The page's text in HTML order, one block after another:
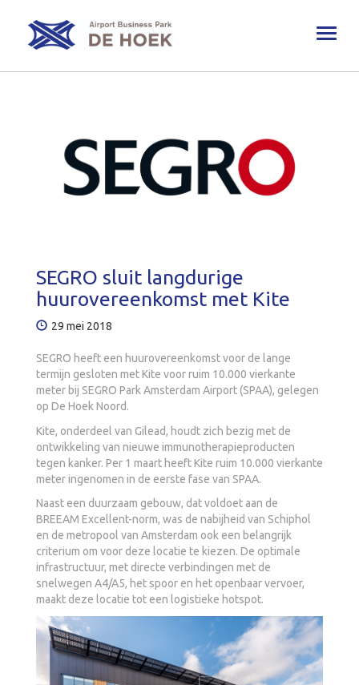
SEGRO sluit langdurige
huurovereenkomst met Kite
29 mei 2018
SEGRO heeft een huurovereenkomst voor de lange
termijn gesloten met Kite voor ruim 10.000 vierkante
meter bij SEGRO Park Amsterdam Airport (SPAA), gelegen
op De Hoek Noord.
Kite, onderdeel van Gilead, houdt zich bezig met de
ontwikkeling van nieuwe immunotherapieproducten
tegen kanker. Per 1 maart heeft Kite ruim 10.000 vierkante
meter ingenomen in de eerste fase van SPAA.
Naast een duurzaam gebouw, dat voldoet aan de
BREEAM Excellent-norm, was de nabijheid van Schiphol
en de metropool van Amsterdam ook een belangrijk
criterium om voor deze locatie te kiezen. De optimale
infrastructuur, met directe verbindingen met de
snelwegen A4/A5, het spoor en het openbaar vervoer,
maakt deze locatie tot een logistieke hotspot.